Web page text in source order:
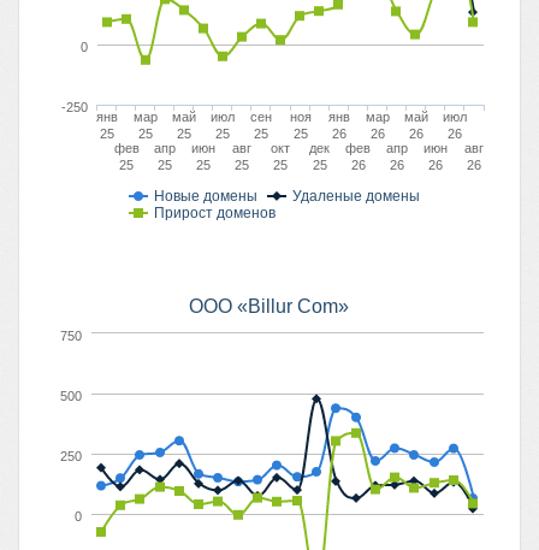
Новые домены
Удаленые домены
Прирост доменов
янв
25
фев
25
мар
25
апр
25
май
25
июн
25
июл
25
авг
25
сен
25
окт
25
ноя
25
дек
25
янв
26
фев
26
мар
26
апр
26
май
26
июн
26
июл
26
авг
26
0
-250
ООО «Billur Com»
0
250
500
750